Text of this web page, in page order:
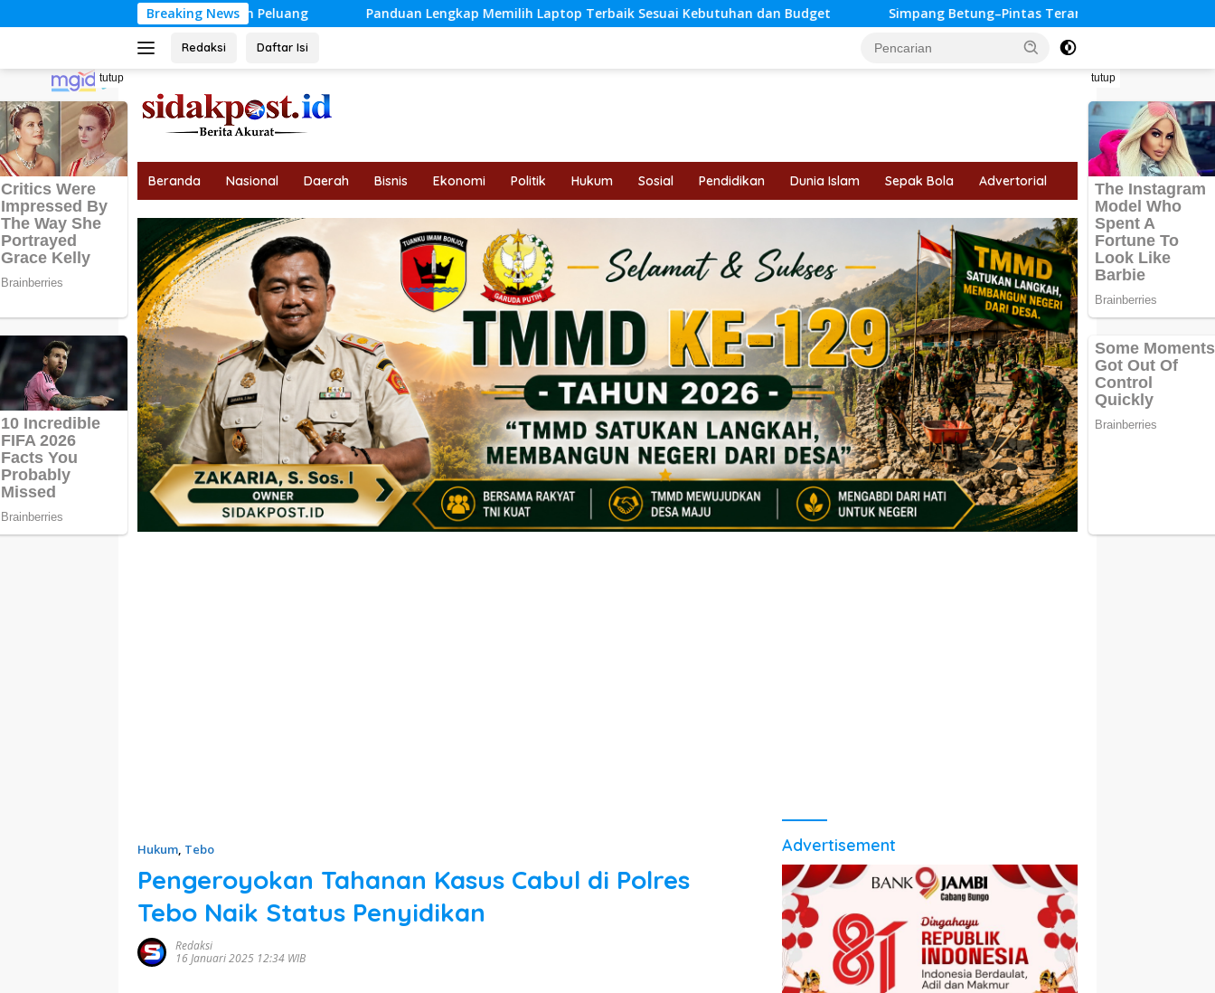
ke
Breaking NewsPanduan Lengkap Memilih Laptop Terbaik Sesuai Kebutuhan dan Budget Simpang Betung–Pintas Terancam Kembali Tak Dianggarkan, Warga 11
Redaksi Daftar Isi
tutup tutup
Beranda Nasional Daerah Bisnis Ekonomi Politik Hukum Sosial Pendidikan Dunia Islam Sepak Bola Advertorial
Hukum, Tebo
Pengeroyokan Tahanan Kasus Cabul di Polres
Tebo Naik Status Penyidikan
Redaksi
16 Januari 2025 12:34 WIB
Advertisement